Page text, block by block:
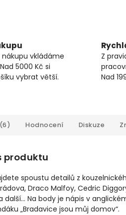
nákupu vkládáme
5000 Kč si
vybrat větší.
Z
Nad
Hodnocení Diskuze
produktu
spoustu detailů z
Draco Malfoy, Cedric
další... Na body je nápis v
„Bradavice jsou můj domov“.